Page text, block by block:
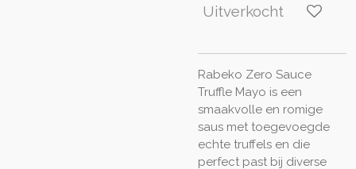
Uitverkocht
Rabeko Zero Sauce
Truffle Mayo is een
smaakvolle en romige
saus met toegevoegde
echte truffels en die
perfect past bij diverse